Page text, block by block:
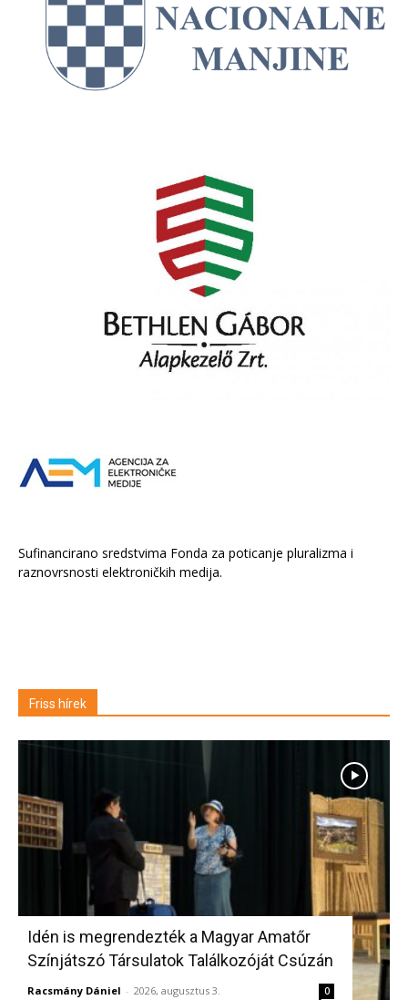
Sufinancirano sredstvima Fonda za poticanje pluralizma i
raznovrsnosti elektroničkih medija.
Friss hírek
Idén is megrendezték a Magyar Amatőr
Színjátszó Társulatok Találkozóját Csúzán
Racsmány Dániel - 2026, augusztus 3. 0